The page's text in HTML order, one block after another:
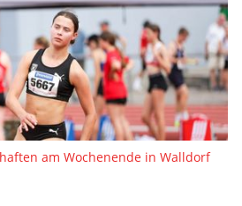
am Wochenende in Walldorf